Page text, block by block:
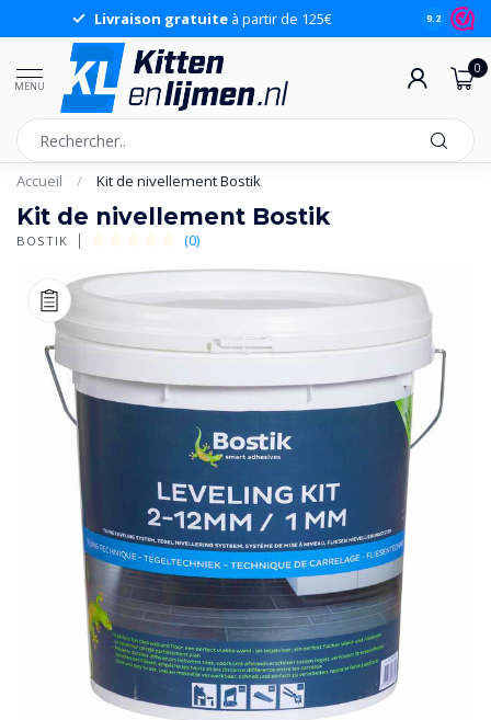
Livraison gratuite à partir de 125€ 9.2
MENU
0
Accueil / Kit de nivellement Bostik
Kit de nivellement Bostik
BOSTIK (0)